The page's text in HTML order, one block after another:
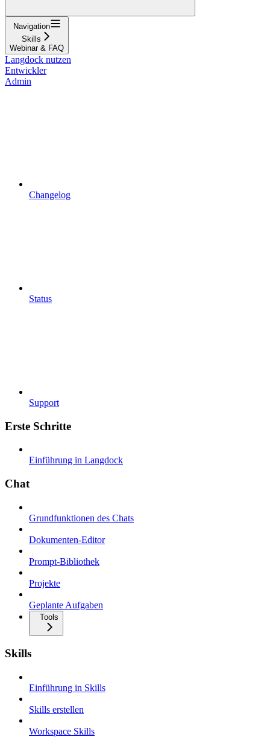
Navigation
Skills
Webinar & FAQ
Langdock nutzen
Entwickler
Admin
Changelog
Status
Support
Erste Schritte
Einführung in Langdock
Chat
Grundfunktionen des Chats
Dokumenten-Editor
Prompt-Bibliothek
Projekte
Geplante Aufgaben
Tools
Skills
Einführung in Skills
Skills erstellen
Workspace Skills